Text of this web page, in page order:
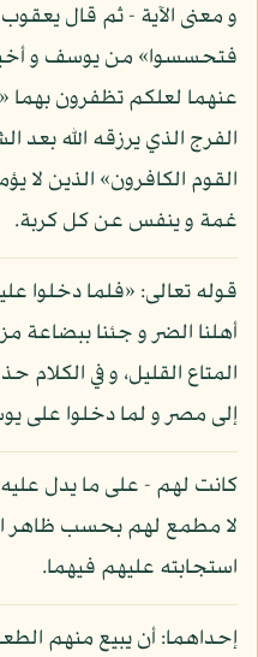
و معنى الآية - ثم قال يعقوب
فتحسسوا» من يوسف و
عنهما لعلكم تظفرون بهما
الفرج الذي يرزقه الله بعد
القوم الكافرون» الذين لا
غمة و ينفس عن كل كربة.
قوله تعالى: «فلما دخلوا
أهلنا الضر و جئنا ببضاعة
المتاع القليل، و في
إلى مصر و لما دخلوا على
كانت لهم - على ما يدل
لا مطمع لهم بحسب ظاهر
استجابته عليهم فيهما.
إحداهما: أن يبيع منهم